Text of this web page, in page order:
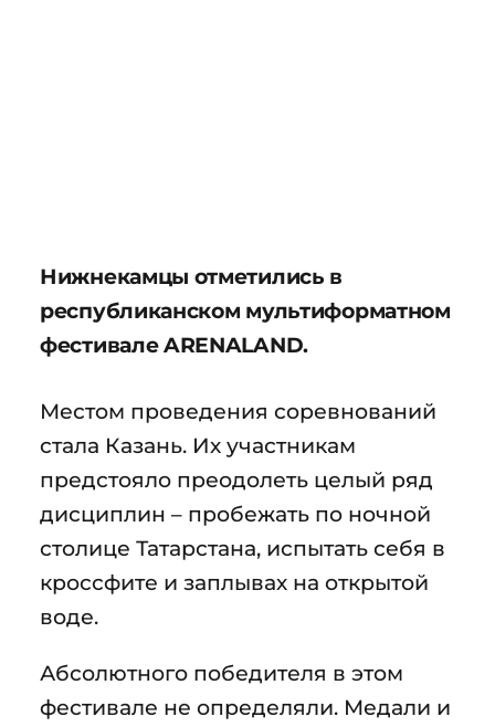
Нижнекамцы отметились в
республиканском мультиформатном
фестивале ARENALAND.
Местом проведения соревнований
стала Казань. Их участникам
предстояло преодолеть целый ряд
дисциплин – пробежать по ночной
столице Татарстана, испытать себя в
кроссфите и заплывах на открытой
воде.
Абсолютного победителя в этом
фестивале не определяли. Медали и